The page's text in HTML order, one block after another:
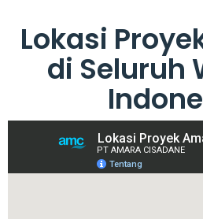
Lokasi
di Seluruh